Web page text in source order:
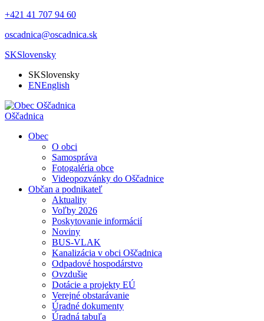
+421 41 707 94 60
oscadnica@oscadnica.sk
SKSlovensky
SKSlovensky
ENEnglish
Oščadnica
Obec
O obci
Samospráva
Fotogaléria obce
Videopozvánky do Oščadnice
Občan a podnikateľ
Aktuality
Voľby 2026
Poskytovanie informácií
Noviny
BUS-VLAK
Kanalizácia v obci Oščadnica
Odpadové hospodárstvo
Ovzdušie
Dotácie a projekty EÚ
Verejné obstarávanie
Úradné dokumenty
Úradná tabuľa